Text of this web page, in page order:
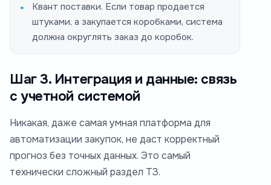
Квант поставки. Если товар продается
штуками, а закупается коробками, система
должна округлять заказ до коробок.
Шаг 3. Интеграция и данные: связь
с учетной системой
Никакая, даже самая умная платформа для
автоматизации закупок, не даст корректный
прогноз без точных данных. Это самый
технически сложный раздел ТЗ.